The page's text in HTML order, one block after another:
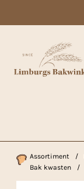
Assortiment /
Bak kwasten
/